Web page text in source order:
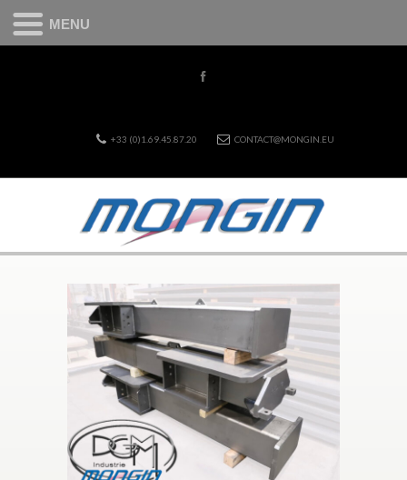
+33 (0)1.69.45.87.20 CONTACT@MONGIN.EU
MENU